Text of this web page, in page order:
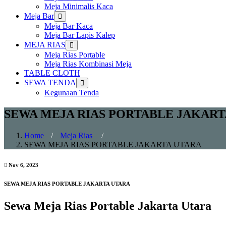
Meja Minimalis Kaca
Meja Bar Show
sub
menu
Meja Bar Kaca
Meja Bar Lapis Kalep
MEJA RIAS
Show
sub
menu
Meja Rias Portable
Meja Rias Kombinasi Meja
TABLE CLOTH
SEWA TENDA
Show
sub
menu
Kegunaan Tenda
SEWA MEJA RIAS PORTABLE
Home / Meja Rias
/
SEWA MEJA RIAS PORTABLE JAKARTA UTARA
Nov 6, 2023
SEWA MEJA RIAS PORTABLE JAKARTA UTARA
Sewa Meja Rias Portable Jakarta Utara